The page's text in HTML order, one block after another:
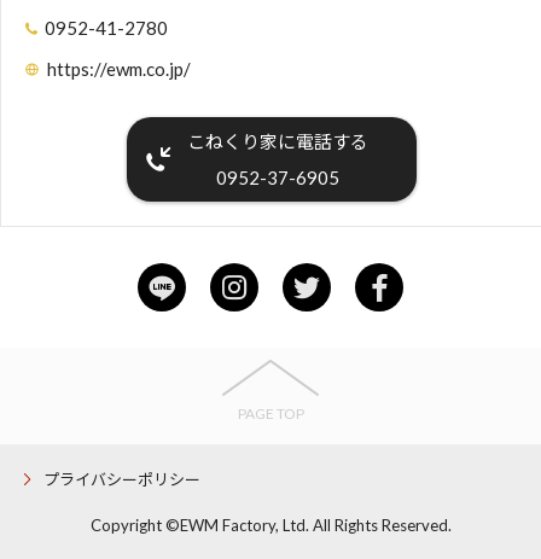
0952-41-2780
https://ewm.co.jp/
こねくり家に電話する
0952-37-6905
PAGE TOP
プライバシーポリシー
Copyright ©EWM Factory, Ltd. All Rights Reserved.